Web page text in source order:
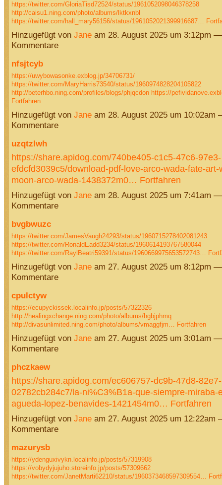
https://twitter.com/GloriaTisd72524/status/1961052098046378258
http://caisu1.ning.com/photo/albums/lktkxnbl
https://twitter.com/hall_mary56156/status/1961052021399916687…
Hinzugefügt von Janeam 28. August 2025 um 3:12pm
Kommentare
nfsjtcyb
https://uwybowasonke.exblog.jp/34706731/
https://twitter.com/MaryHarris73540/status/1960974828204105822
http://beterhbo.ning.com/profiles/blogs/phjqcdon https://
Fortfahren
Hinzugefügt von Janeam 28. August 2025 um 10:02am
Kommentare
uzqtzlwh
https://share.apidog.com/740be405-c1c5-47c6-97e3-
efdcfd3039c5/download-pdf-love-arco-wada-fate-art-
moon-arco-wada-1438372m0… Fortfahren
Hinzugefügt von Janeam 28. August 2025 um 7:41am
Kommentare
bvgbwuzc
https://twitter.com/JamesVaugh24293/status/1960715278402081243
https://twitter.com/RonaldEadd3234/status/1960614193767580044
https://twitter.com/RaylBeatri59391/status/1960669975653572743…
Hinzugefügt von Janeam 27. August 2025 um 8:12pm
Kommentare
cpulctyw
https://ecupyckissek.localinfo.jp/posts/57322326
http://healingxchange.ning.com/photo/albums/hgbjphmq
http://divasunlimited.ning.com/photo/albums/vmaggfjm… Fortfahren
Hinzugefügt von Janeam 27. August 2025 um 3:01am
Kommentare
phczkaew
https://share.apidog.com/ec606757-dc9b-47d8-82e7-
02782cb284c7/la-ni%C3%B1a-que-siempre-miraba-
agueda-lopez-benavides-1421454m0… Fortfahren
Hinzugefügt von Janeam 27. August 2025 um 12:22am
Kommentare
mazurysb
https://ydenguxivykn.localinfo.jp/posts/57319908
https://vobydyjujuho.storeinfo.jp/posts/57309662
https://twitter.com/JanetMarti62210/status/1960373468597309554…